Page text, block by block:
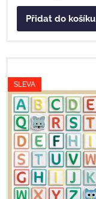
Přidat do košíku
SLEVA